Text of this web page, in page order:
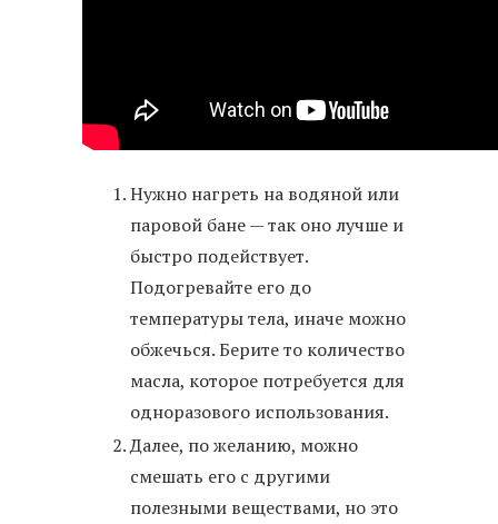
Нужно нагреть на водяной или
паровой бане — так оно лучше и
быстро подействует.
Подогревайте его до
температуры тела, иначе можно
обжечься. Берите то количество
масла, которое потребуется для
одноразового использования.
Далее, по желанию, можно
смешать его с другими
полезными веществами, но это